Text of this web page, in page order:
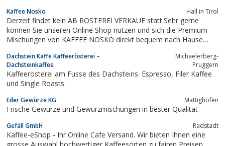
Kaffee Nosko Hall in Tirol
Derzeit findet kein AB RÖSTEREI VERKAUF statt.Sehr gerne
können Sie unseren Online Shop nutzen und sich die Premium
Mischungen von KAFFEE NOSKO direkt bequem nach Hause
Dachstein Kaffe Kaffeerösterei –
Dachsteinkaffee
Michaelerberg-
Pruggern
Kaffeerösterei am Fusse des Dachsteins. Espresso, Filer Kaffee
und Single Roasts.
Eder Gewürze KG Mattighofen
Frische Gewürze und Gewürzmischungen in bester Qualität
Gefäll GmbH Radstadt
Kaffee-eShop - Ihr Online Cafe Versand. Wir bieten Ihnen eine